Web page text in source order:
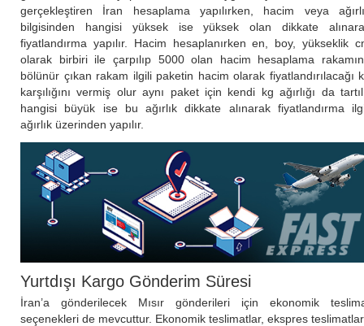
gerçekleştiren İran hesaplama yapılırken, hacim veya
bilgisinden hangisi yüksek ise yüksek olan dikkate
fiyatlandırma yapılır. Hacim hesaplanırken en, boy, yükseklik
olarak birbiri ile çarpılıp 5000 olan hacim hesaplama
bölünür çıkan rakam ilgili paketin hacim olarak fiyatlandırılacağı
karşılığını vermiş olur aynı paket için kendi kg ağırlığı da
hangisi büyük ise bu ağırlık dikkate alınarak fiyatlandırma
ağırlık üzerinden yapılır.
Yurtdışı Kargo Gönderim Süresi
İran’a gönderilecek Mısır gönderileri için ekonomik
seçenekleri de mevcuttur. Ekonomik teslimatlar, ekspres